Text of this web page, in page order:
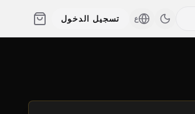
ع تسجيل الدخول